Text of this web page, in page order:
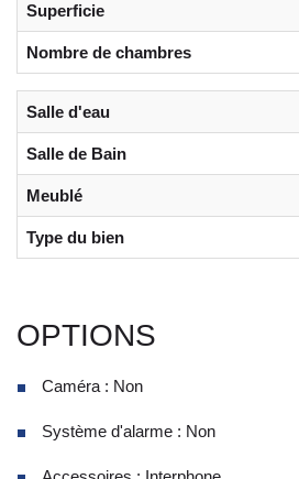
Superficie
Nombre de chambres
Salle d'eau
Salle de Bain
Meublé
Type du bien
OPTIONS
Caméra : Non
Système d'alarme : Non